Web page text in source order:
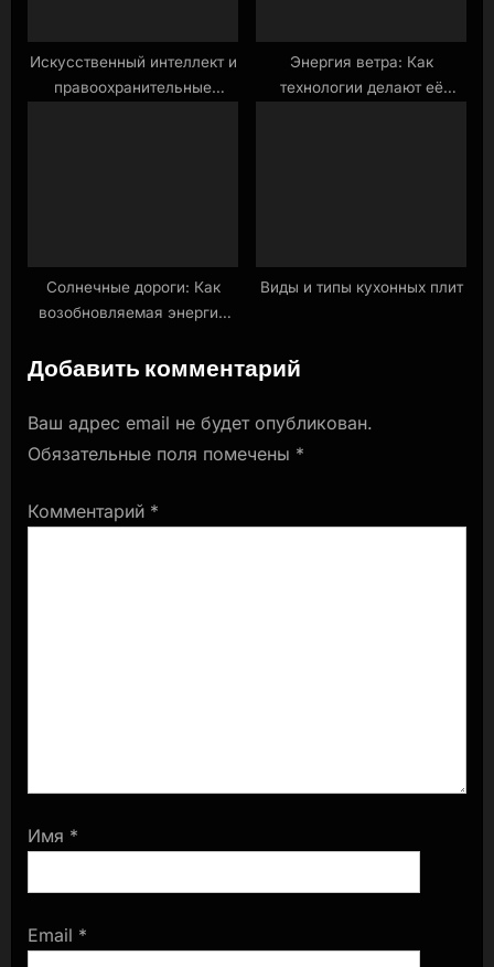
Искусственный интеллект и
правоохранительные
Энергия ветра: Как
технологии делают её
Солнечные дороги: Как
возобновляемая энергия
Виды и типы кухонных плит
Добавить комментарий
Ваш адрес email не будет опубликован.
Обязательные поля помечены *
Комментарий *
Имя *
Email *